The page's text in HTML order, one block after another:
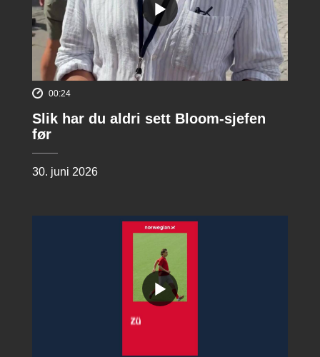
00:24
Slik har du aldri sett Bloom-sjefen
før
30. juni 2026